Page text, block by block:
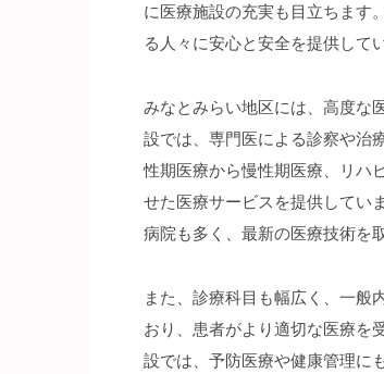
に医療施設の充実も目立ちます
る人々に安心と安全を提供して
みなとみらい地区には、高度な
設では、専門医による診察や治
性期医療から慢性期医療、リハ
せた医療サービスを提供してい
病院も多く、最新の医療技術を
また、診療科目も幅広く、一般
おり、患者がより適切な医療を
設では、予防医療や健康管理に